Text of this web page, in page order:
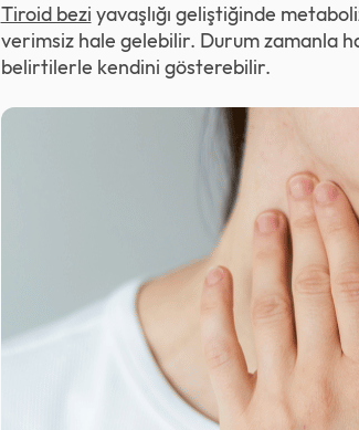
Tiroid bezi yavaşlığı geliştiğinde
verimsiz hale gelebilir. Durum zamanla
belirtilerle kendini gösterebilir.